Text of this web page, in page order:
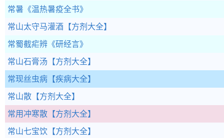
常暑 《温热暑疫全书》
常山太守马灌酒 【方剂大全】
常蜀截疟辨 《研经言》
常山石膏汤 【方剂大全】
常现丝虫病 【疾病大全】
常山散 【方剂大全】
常用冲寒散 【方剂大全】
常山七宝饮 【方剂大全】